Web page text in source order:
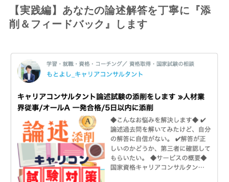
【実践編】あなたの論述解答を丁寧に『添
削＆フィードバック』します